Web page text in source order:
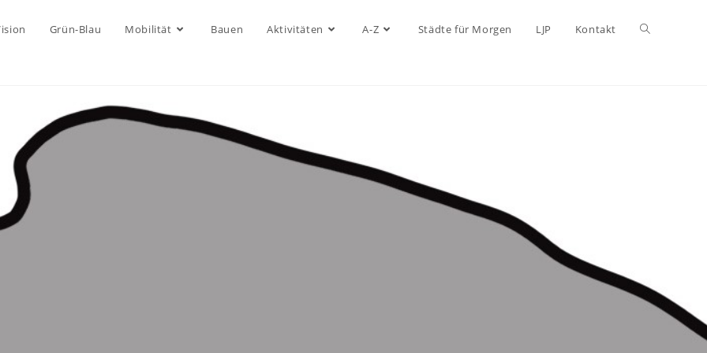
Grün-Blau Mobilität Bauen Aktivitäten A-Z Städte für Morgen LJP Kontakt